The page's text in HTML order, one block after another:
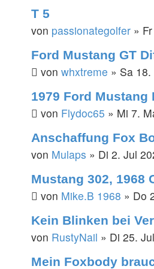
T 5
von passionategolfer »
Ford Mustang GT
von whxtreme » Sa
1979 Ford Mustang
von Flydoc65 » Mi 7.
Anschaffung Fox
von Mulaps » Di 2. Jul
Mustang 302, 1968
von Mike.B 1968 » Do
Kein Blinken bei
von RustyNail » Di 25.
Mein Foxbody